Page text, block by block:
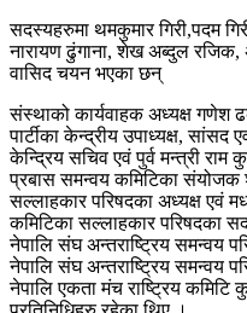
सदस्यहरुमा थमकुमार गिरी,पदम
नारायण ढुंगाना, शेख अब्दुल रजिक,
वासिद चयन भएका छन्
संस्थाको कार्यवाहक अध्यक्ष गणेश
पार्टीका केन्द्रीय उपाध्यक्ष, सांसद
केन्द्रिय सचिव एवं पुर्व मन्त्री राम
प्रबास समन्वय कमिटिका संयोजक
सल्लाहकार परिषदका अध्यक्ष एवं
कमिटिका सल्लाहकार परिषदका
नेपालि संघ अन्तराष्ट्रिय समन्वय
नेपालि संघ अन्तराष्ट्रिय समन्वय
नेपालि एकता मंच राष्ट्रिय